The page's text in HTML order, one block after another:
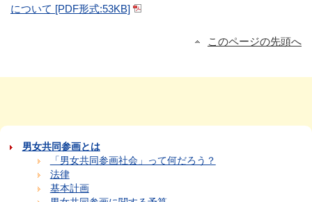
について [PDF形式:53KB]
このページの先頭へ